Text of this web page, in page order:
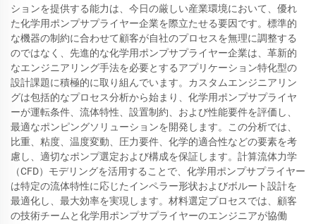
ションを提供する能力は、今日の厳しい産業環境において、優れ
た化学用ポンプサプライヤー企業を際立たせる要因です。標準的
な機器の制約に合わせて顧客が自社のプロセスを無理に調整する
のではなく、先進的な化学用ポンプサプライヤー企業は、革新的
なエンジニアリング手法を必要とするアプリケーション特化型の
設計課題に積極的に取り組んでいます。カスタムエンジニアリン
グは包括的なプロセス分析から始まり、化学用ポンプサプライヤ
ーが運転条件、流体特性、設置制約、および性能要件を評価し、
最適なポンピングソリューションを開発します。この分析では、
比重、粘度、温度変動、圧力要件、化学的適合性などの要素を考
慮し、適切なポンプ選定および構成を保証します。計算流体力学
（CFD）モデリングを活用することで、化学用ポンプサプライヤー
は特定の流体特性に応じたインペラー形状およびボルート設計を
最適化し、最大効率を実現します。材料選定プロセスでは、顧客
の技術チームと化学用ポンプサプライヤーのエンジニアが協働